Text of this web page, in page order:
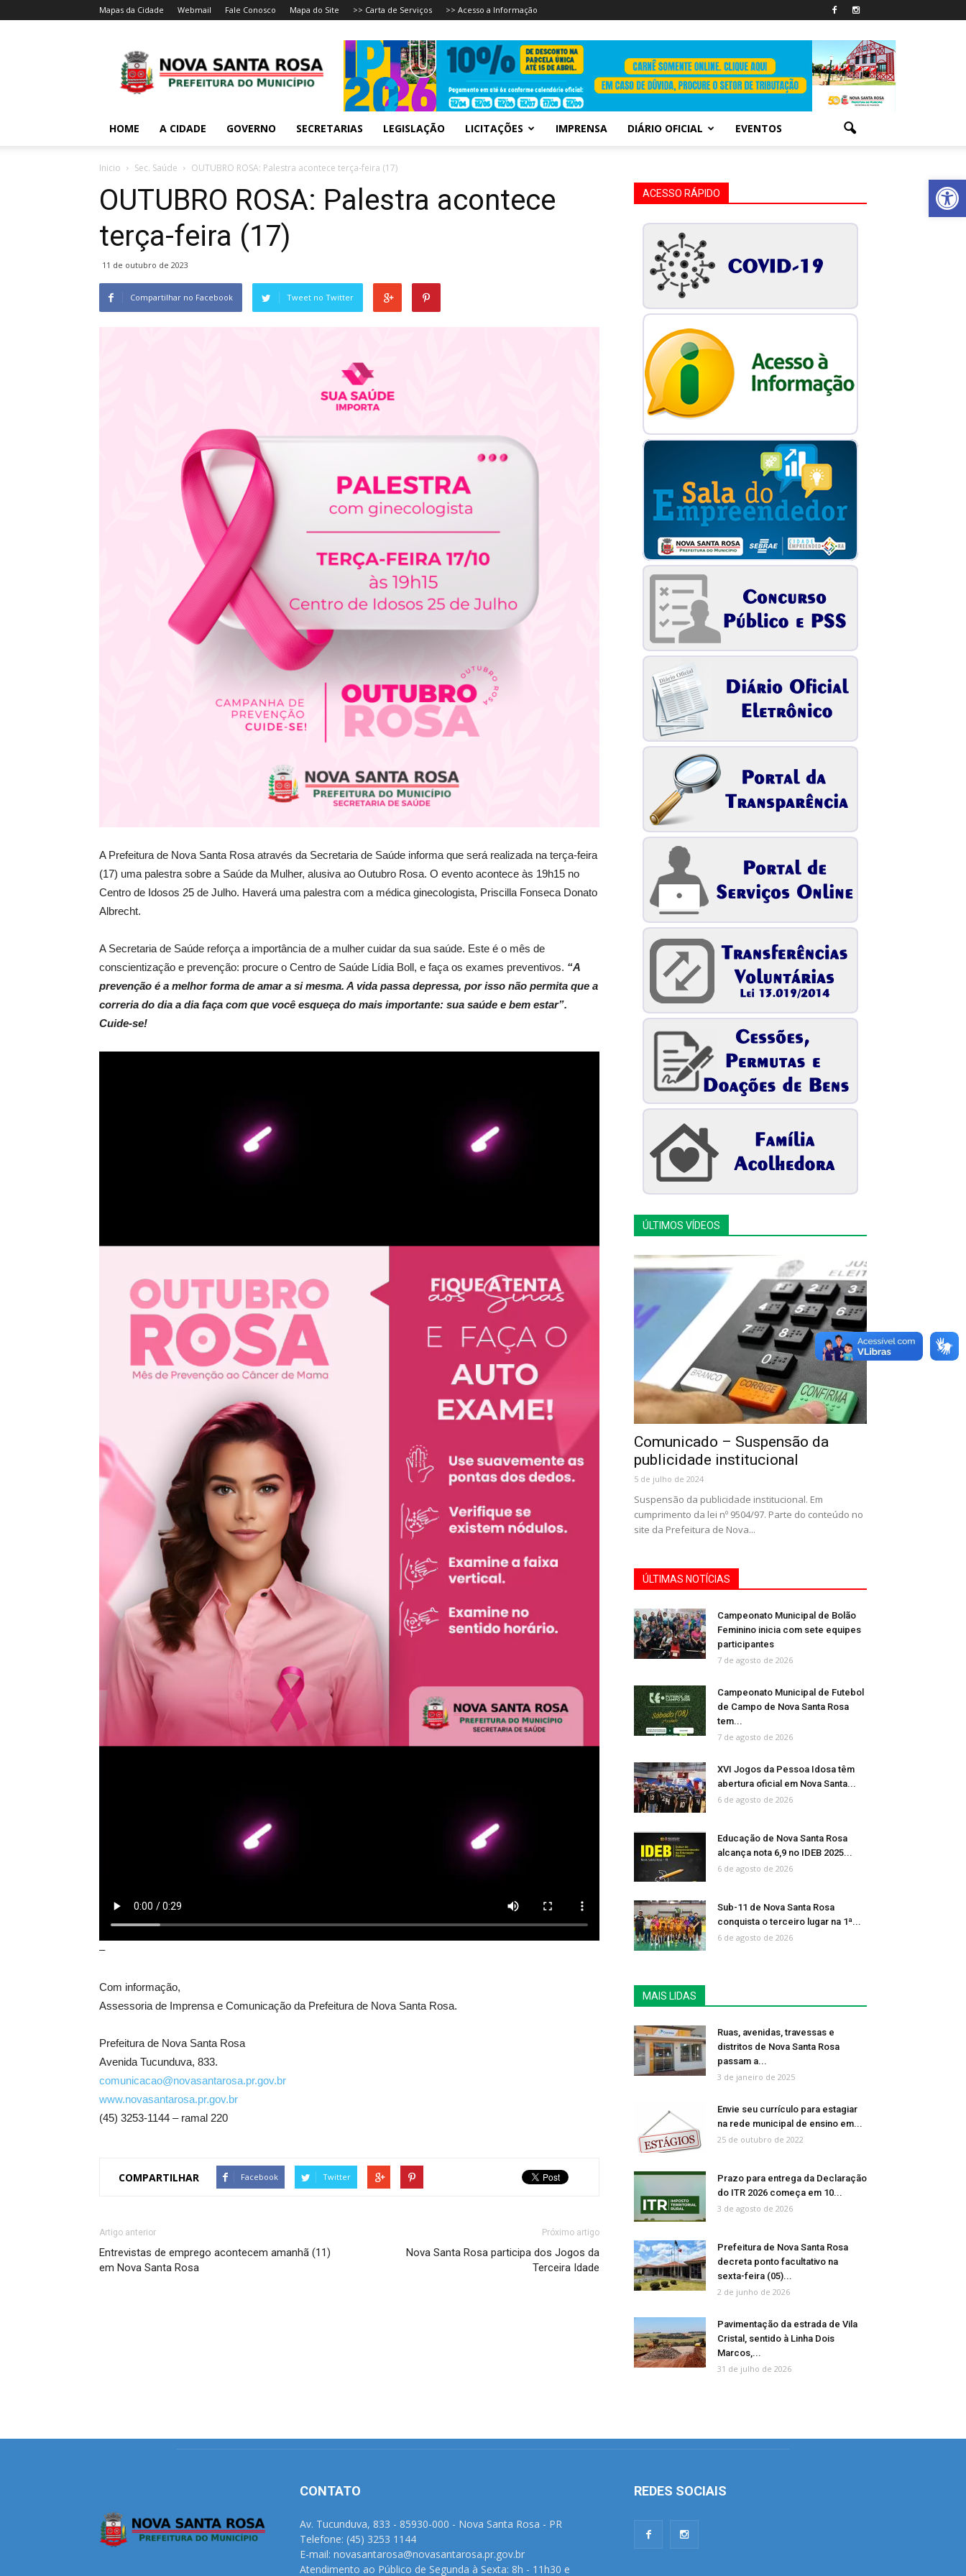
Abrir
Mapas da Cidade Webmail Fale Conosco Mapa do Site >> Carta de Serviços >> Acesso a Informação
HOME A CIDADE GOVERNO SECRETARIAS LEGISLAÇÃO LICITAÇÕES IMPRENSA DIÁRIO OFICIAL EVENTOS
Inicio Sec. Saúde OUTUBRO ROSA: Palestra acontece terça-feira (17)
OUTUBRO ROSA: Palestra acontece
terça-feira (17)
11 de outubro de 2023
Compartilhar no Facebook Tweet no Twitter
A Prefeitura de Nova Santa Rosa através da Secretaria de Saúde informa que será realizada na terça-feira
(17) uma palestra sobre a Saúde da Mulher, alusiva ao Outubro Rosa. O evento acontece às 19h15 no
Centro de Idosos 25 de Julho. Haverá uma palestra com a médica ginecologista, Priscilla Fonseca Donato
Albrecht.
A Secretaria de Saúde reforça a importância de a mulher cuidar da sua saúde. Este é o mês de
conscientização e prevenção: procure o Centro de Saúde Lídia Boll, e faça os exames preventivos. “A
prevenção é a melhor forma de amar a si mesma. A vida passa depressa, por isso não permita que a
correria do dia a dia faça com que você esqueça do mais importante: sua saúde e bem estar”.
Cuide-se!
–
Com informação,
Assessoria de Imprensa e Comunicação da Prefeitura de Nova Santa Rosa.
Prefeitura de Nova Santa Rosa
Avenida Tucunduva, 833.
comunicacao@novasantarosa.pr.gov.br
www.novasantarosa.pr.gov.br
(45) 3253-1144 – ramal 220
COMPARTILHAR Facebook Twitter
Artigo anterior
Entrevistas de emprego acontecem amanhã (11)
em Nova Santa Rosa
Próximo artigo
Nova Santa Rosa participa dos Jogos da
Terceira Idade
ACESSO RÁPIDO
ÚLTIMOS VÍDEOS
Comunicado – Suspensão da
publicidade institucional
5 de julho de 2024
Suspensão da publicidade institucional. Em
cumprimento da lei nº 9504/97. Parte do conteúdo no
site da Prefeitura de Nova...
ÚLTIMAS NOTÍCIAS
Campeonato Municipal de Bolão
Feminino inicia com sete equipes
participantes
7 de agosto de 2026
Campeonato Municipal de Futebol
de Campo de Nova Santa Rosa
tem...
7 de agosto de 2026
XVI Jogos da Pessoa Idosa têm
abertura oficial em Nova Santa...
6 de agosto de 2026
Educação de Nova Santa Rosa
alcança nota 6,9 no IDEB 2025...
6 de agosto de 2026
Sub-11 de Nova Santa Rosa
conquista o terceiro lugar na 1ª...
6 de agosto de 2026
MAIS LIDAS
Ruas, avenidas, travessas e
distritos de Nova Santa Rosa
passam a...
3 de janeiro de 2025
Envie seu currículo para estagiar
na rede municipal de ensino em...
25 de outubro de 2022
Prazo para entrega da Declaração
do ITR 2026 começa em 10...
3 de agosto de 2026
Prefeitura de Nova Santa Rosa
decreta ponto facultativo na
sexta-feira (05)...
2 de junho de 2026
Pavimentação da estrada de Vila
Cristal, sentido à Linha Dois
Marcos,...
31 de julho de 2026
CONTATO
Av. Tucunduva, 833 - 85930-000 - Nova Santa Rosa - PR
Telefone: (45) 3253 1144
E-mail: novasantarosa@novasantarosa.pr.gov.br
Atendimento ao Público de Segunda à Sexta: 8h - 11h30 e
REDES SOCIAIS